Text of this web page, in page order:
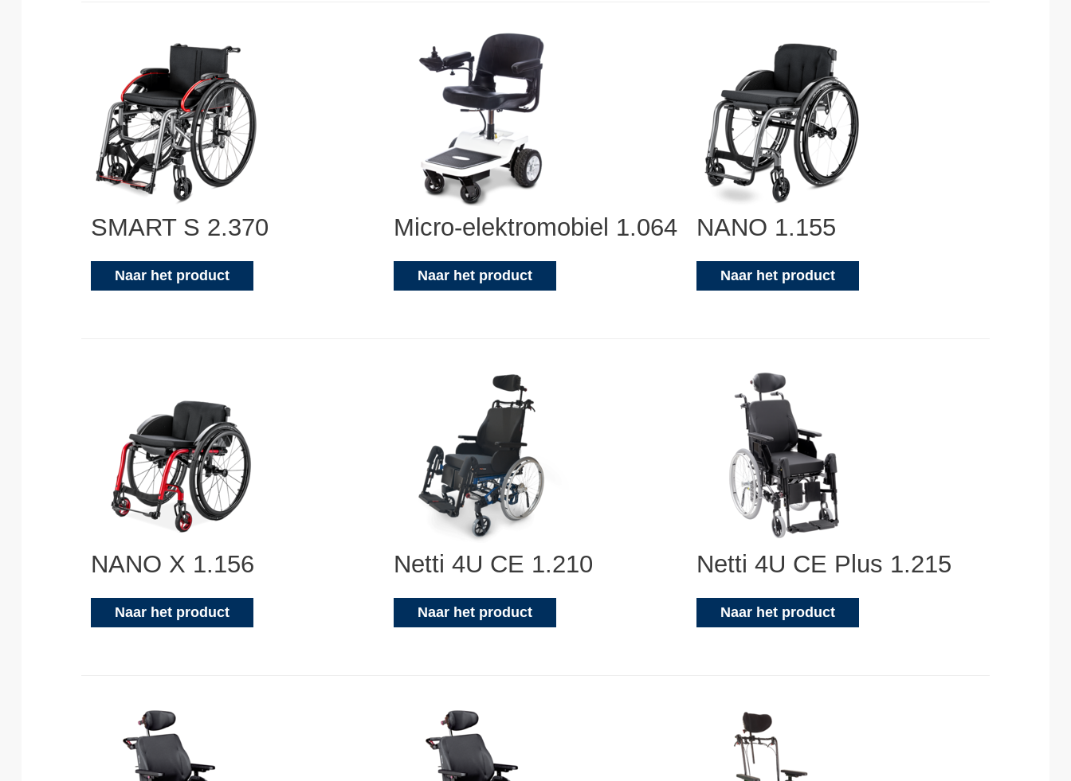
SMART S 2.370
Naar het product
Micro-elektromobiel 1.064
Naar het product
NANO 1.155
Naar het product
NANO X 1.156
Naar het product
Netti 4U CE 1.210
Naar het product
Netti 4U CE Plus 1.215
Naar het product